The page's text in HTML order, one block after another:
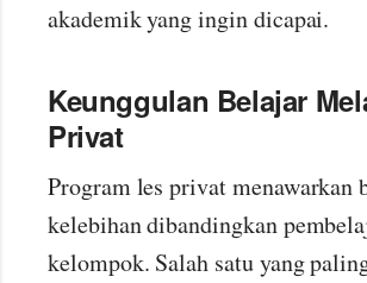
akademik yang ingin dicapai.
Keunggulan Belajar
Privat
Program les privat menawarkan
kelebihan dibandingkan
kelompok. Salah satu yang